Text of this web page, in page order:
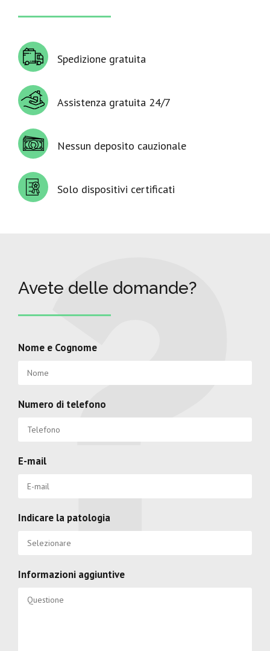
Spedizione gratuita
Assistenza gratuita 24/7
Nessun deposito cauzionale
Solo dispositivi certificati
Avete delle domande?
Nome e Cognome
Numero di telefono
E-mail
Indicare la patologia
Informazioni aggiuntive